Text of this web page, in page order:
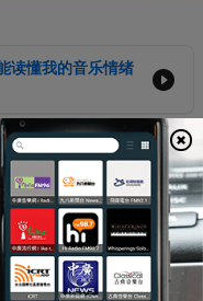
读懂我的音乐情绪
Spears小甜甜
Spears小甜甜